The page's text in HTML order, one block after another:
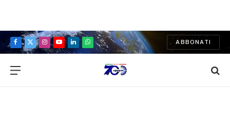
Facebook
X
Instagram
YouTubeLinkedInWhatsApp
ABBONATI